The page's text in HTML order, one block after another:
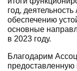
год,
обеспечению
основные
в 2023 году.
Благодарим
предоставленную